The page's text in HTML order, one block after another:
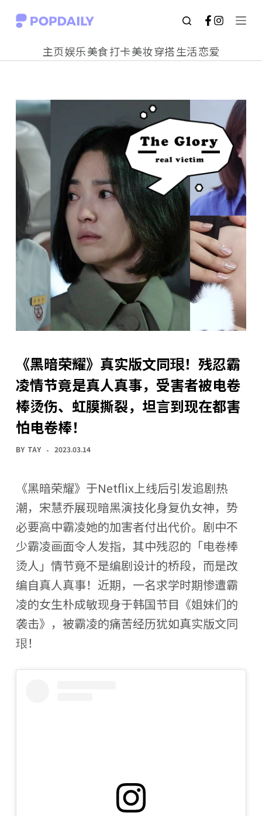
S
o
c
o
t
主页娱乐美食打卡美妆穿搭生活恋爱
《黑暗荣耀》真实版文同珢！残忍霸
凌情节竟是真人真事，受害者被电卷
棒烫伤、虹膜撕裂，坦言到现在都害
怕电卷棒！
BY TAY 2023.03.14
《黑暗荣耀》于Netflix上线后引发追剧热
潮，宋慧乔展现暗黑演技化身复仇女神，势
必要高中霸凌她的加害者付出代价。剧中不
少霸凌画面令人发指，其中残忍的「电卷棒
烫人」情节竟不是编剧设计的桥段，而是改
编自真人真事！近期，一名求学时期惨遭霸
凌的女生朴成敏现身于韩国节目《姐妹们的
袭击》，被霸凌的痛苦经历犹如真实版文同
珢！